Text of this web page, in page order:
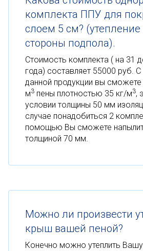
комплекта ППУ для
слоем 5 см? (утепление
стороны подпола).
Стоимость комплекта ( на 31
года) составляет 55000 руб.
данной продукции вы сможете
м3 пены плотностью 35 кг/м3,
условии толщины 50 мм
случае понадобиться 2
помощью Вы сможете
толщиной 70 мм.
Можно ли произвести
крыш вашей пеной?
Конечно можно утеплить